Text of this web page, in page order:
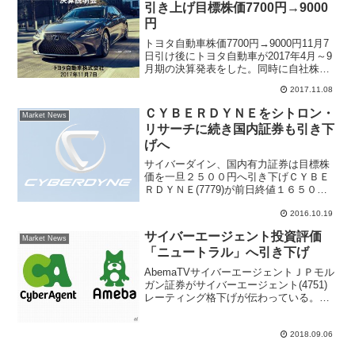
引き上げ目標株価7700円→9000
円
トヨタ自動車株価7700円→9000円11月7
日引け後にトヨタ自動車が2017年4月～9
月期の決算発表をした。同時に自社株買
日朝はトヨタ自動車株価は上昇して始ま
っている。国内大手証券の野村證券は
ト...
2017.11.08
Market News
ＣＹＢＥＲＤＹＮＥをシトロン・
リサーチに続き国内証券も引き下
げへ
サイバーダイン、国内有力証券は目標株
価を一旦２５００円へ引き下げＣＹＢＥ
ＲＤＹＮＥ(7779)が前日終値１６５０円
券が同社についてレポートをリリースし
たことが確認されている。レポートで
は、米国シトロン・リ...
2016.10.19
Market News
サイバーエージェント投資評価
「ニュートラル」へ引き下げ
AbemaTVサイバーエージェントＪＰモル
ガン証券がサイバーエージェント(4751)
レーティング格下げが伝わっている。従
え「ニュートラル」へ引き下げた。アナ
2018.09.06